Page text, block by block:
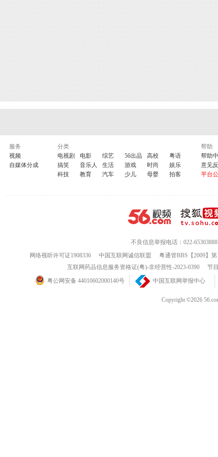
服务
视频
自媒体分成
分类
电视剧
电影 综艺 56出品 高校
粤语
搞笑
音乐人 生活 游戏 时尚
娱乐
科技
教育 汽车 少儿 母婴 拍客
帮助
帮助
意见
平台
不良信息举报电话：022-65303888
网络视听许可证1908336
中国互联网诚信联盟
粤通管BBS【2009】
互联网药品信息服务资格证(粤)-非经营性-2023-0390
节
粤公网安备 44010602000140号
中国互联网举报中心
Copyright ©2026